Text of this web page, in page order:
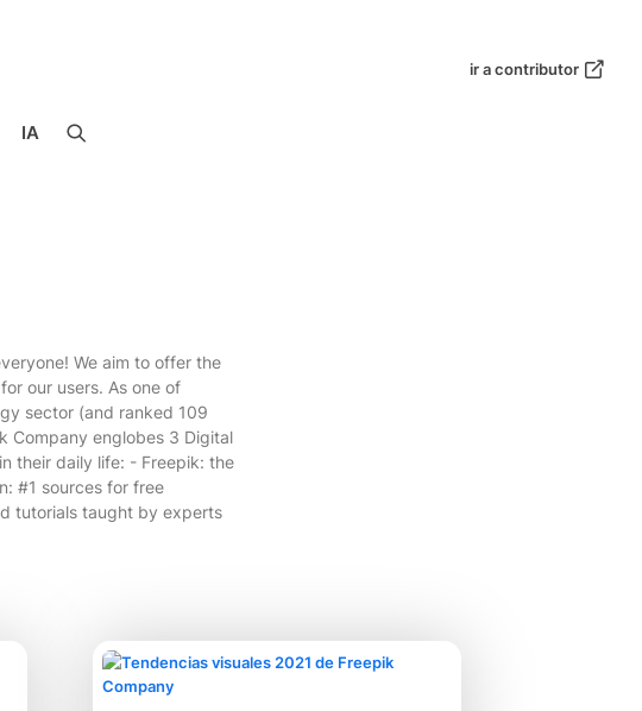
ir a contributor
IA
We aim to offer the
our users. As one of
sector (and ranked 109
Company englobes 3 Digital
their daily life: - Freepik: the
#1 sources for free
tutorials taught by experts